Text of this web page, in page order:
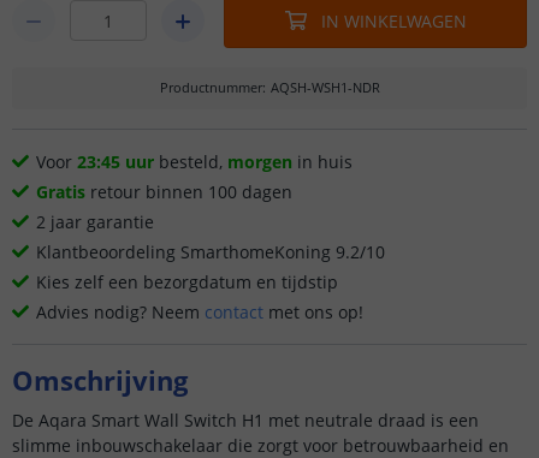
IN WINKELWAGEN
Productnummer: AQSH-WSH1-NDR
Voor 23:45 uur besteld, morgen in huis
Gratis retour binnen 100 dagen
2 jaar garantie
Klantbeoordeling SmarthomeKoning 9.2/10
Kies zelf een bezorgdatum en tijdstip
Advies nodig? Neem contact met ons op!
Omschrijving
De Aqara Smart Wall Switch H1 met neutrale draad is een
slimme inbouwschakelaar die zorgt voor betrouwbaarheid en